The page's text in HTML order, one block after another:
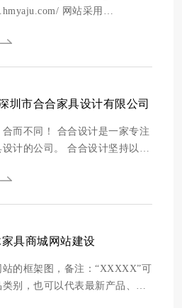
网站采用
限公司，于1996年成立，集设
圳市合合家具设计有限公司
合而不同！ 合合设计是一家专注
设计的公司。 合合设计坚持以国
十年近30家企业服务的丰富实
质的家具设计、企业产品战略
顾问咨询服务。 目前设计领域
具商城网站建设
站的框架图，备注：“XXXXX”可
类别，也可以代表最新产品、特